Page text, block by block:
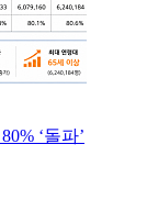
‘돌파’